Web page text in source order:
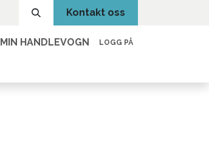
Kontakt oss
MIN HANDLEVOGN LOGG PÅ